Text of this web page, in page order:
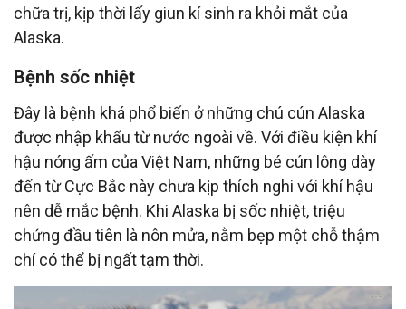
chữa trị, kịp thời lấy giun kí sinh ra khỏi mắt của
Alaska.
Bệnh sốc nhiệt
Đây là bệnh khá phổ biến ở những chú cún Alaska
được nhập khẩu từ nước ngoài về. Với điều kiện khí
hậu nóng ấm của Việt Nam, những bé cún lông dày
đến từ Cực Bắc này chưa kịp thích nghi với khí hậu
nên dễ mắc bệnh. Khi Alaska bị sốc nhiệt, triệu
chứng đầu tiên là nôn mửa, nằm bẹp một chỗ thậm
chí có thể bị ngất tạm thời.